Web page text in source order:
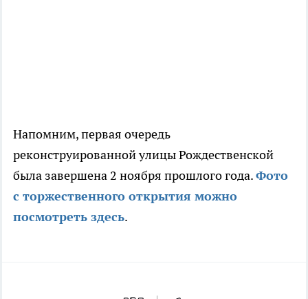
Напомним, первая очередь
реконструированной улицы Рождественской
была завершена 2 ноября прошлого года.Фото
с торжественного открытия можно
посмотреть здесь.